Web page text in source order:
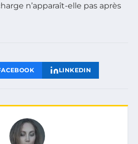
n’apparaît-elle pas après
LINKEDIN